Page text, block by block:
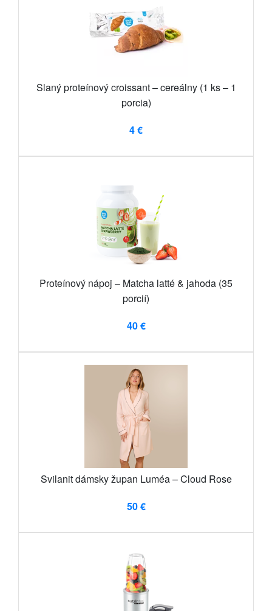
Slaný proteínový croissant – cereálny (1 ks – 1
porcia)
4 €
Proteínový nápoj – Matcha latté & jahoda (35
porcií)
40 €
Svilanit dámsky župan Luméa – Cloud Rose
50 €